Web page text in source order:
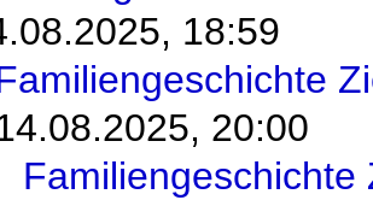
18:59
20:00
Familiengeschichte